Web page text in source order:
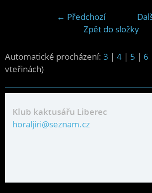
← Předchozí
Zpět do složky
Automatické procházení: 3 | 4 | 5 | 6
vteřinách)
Klub kaktusářu Liberec
horaljiri@seznam.cz